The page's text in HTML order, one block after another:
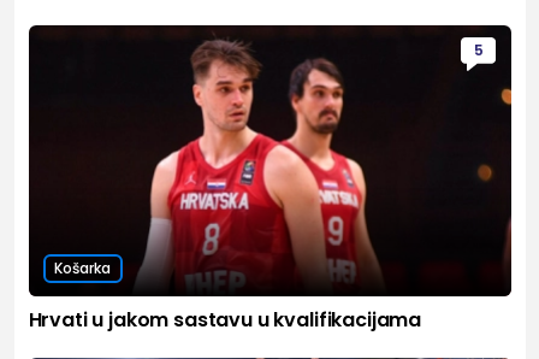
5
Košarka
Hrvati u jakom sastavu u kvalifikacijama